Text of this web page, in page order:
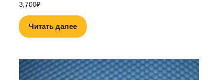
3,700₽
Читать далее